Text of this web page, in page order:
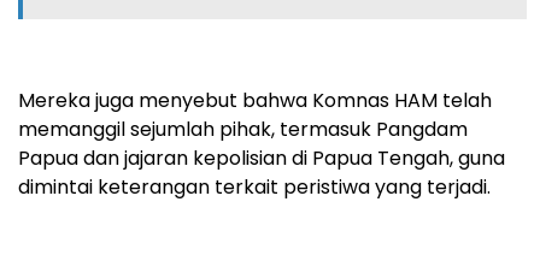
Mereka juga menyebut bahwa Komnas HAM telah
memanggil sejumlah pihak, termasuk Pangdam
Papua dan jajaran kepolisian di Papua Tengah, guna
dimintai keterangan terkait peristiwa yang terjadi.